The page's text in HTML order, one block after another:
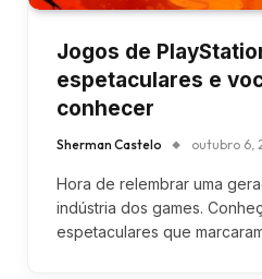
Jogos de
espetaculares e
conhecer
Sherman Castelo outubro 6,
Hora de relembrar uma
indústria dos games.
espetaculares que